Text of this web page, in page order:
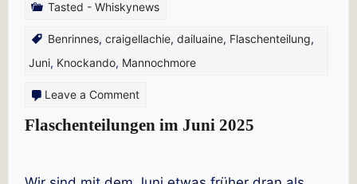
Tasted - Whiskynews
Benrinnes, craigellachie, dailuaine, Flaschenteilung,
Juni, Knockando, Mannochmore
Leave a Commenton
Flaschenteilungen
Flaschenteilungen im Juni 2025